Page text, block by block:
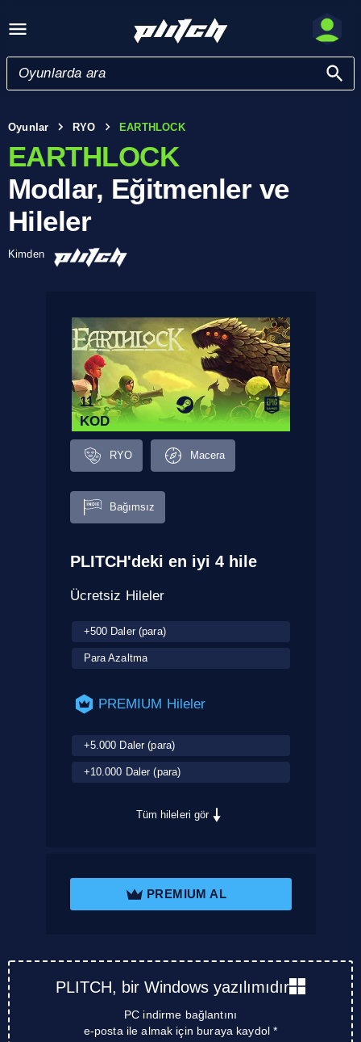
Oyunlar RYO EARTHLOCK
EARTHLOCK
Modlar, Eğitmenler ve
Hileler
Kimden
11
KOD
RYO Macera
Bağımsız
PLITCH'deki en iyi 4 hile
Ücretsiz Hileler
+500 Daler (para)
Para Azaltma
PREMIUM Hileler
+5.000 Daler (para)
+10.000 Daler (para)
Tüm hileleri gör
PREMIUM AL
PLITCH, bir Windows yazılımıdır
PC indirme bağlantını
e-posta ile almak için buraya kaydol *